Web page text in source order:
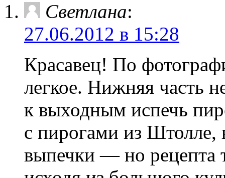
Светлана:
27.06.2012 в 15:28
Красавец! По
легкое. Нижняя часть
к выходным испечь
с пирогами из Штолле,
выпечки — но рецепта